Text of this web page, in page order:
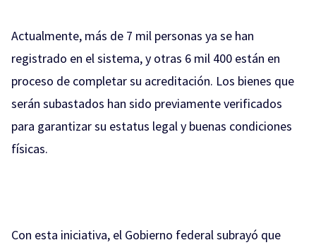
Actualmente, más de 7 mil personas ya se han
registrado en el sistema, y otras 6 mil 400 están en
proceso de completar su acreditación. Los bienes que
serán subastados han sido previamente verificados
para garantizar su estatus legal y buenas condiciones
físicas.
Con esta iniciativa, el Gobierno federal subrayó que